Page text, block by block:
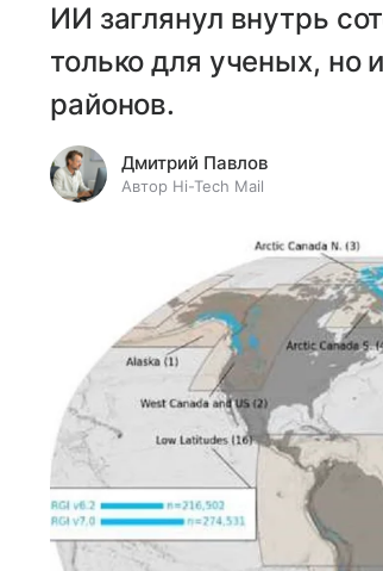
ИИ заглянул внутрь
только для ученых, но
районов.
Дмитрий Павлов
Автор Hi-Tech Mail